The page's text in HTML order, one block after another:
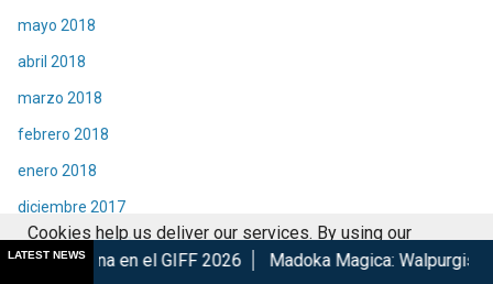
mayo 2018
abril 2018
marzo 2018
febrero 2018
enero 2018
diciembre 2017
noviembre 2017
LATEST NEWS
el GIFF 2026 Madoka Magica: Walpurgisnacht Rising
Cookies help us deliver our services. By using our
services, you agree to our use of cookies.
Got it